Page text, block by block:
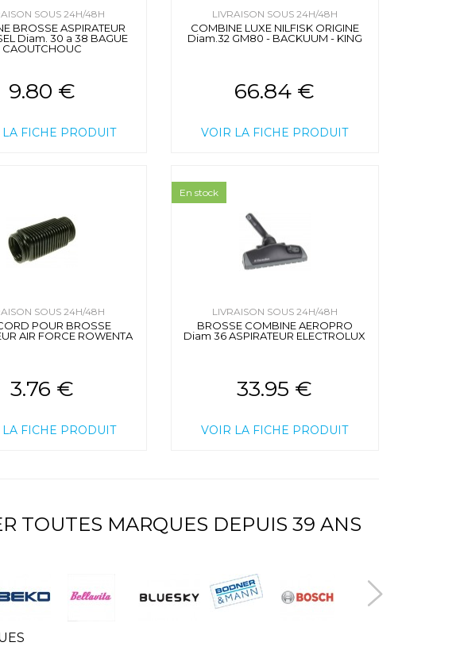
SOUS 24H/48H
BROSSE ASPIRATEUR
Diam. 30 a 38 BAGUE
CAOUTCHOUC
9.80 €
FICHE PRODUIT
LIVRAISON SOUS 24H/48H
COMBINE LUXE NILFISK ORIGINE
Diam.32 GM80 - BACKUUM - KING
66.84 €
VOIR LA FICHE PRODUIT
SOUS 24H/48H
POUR BROSSE
AIR FORCE ROWENTA
3.76 €
FICHE PRODUIT
LIVRAISON SOUS 24H/48H
BROSSE COMBINE AEROPRO
Diam 36 ASPIRATEUR ELECTROLUX
33.95 €
VOIR LA FICHE PRODUIT
En stock
TOUTES MARQUES DEPUIS 39 ANS